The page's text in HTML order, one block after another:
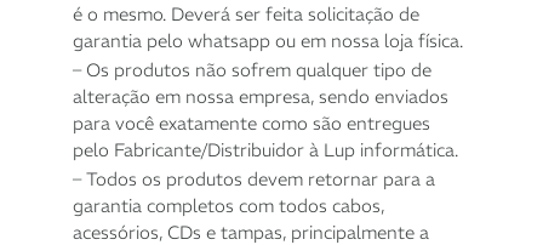
é o mesmo. Deverá ser feita solicitação de
garantia pelo whatsapp ou em nossa loja física.
– Os produtos não sofrem qualquer tipo de
alteração em nossa empresa, sendo enviados
para você exatamente como são entregues
pelo Fabricante/Distribuidor à Lup informática.
– Todos os produtos devem retornar para a
garantia completos com todos cabos,
acessórios, CDs e tampas, principalmente a